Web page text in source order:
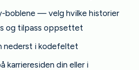
boblene — velg hvilke historier
og tilpass oppsettet
nederst i kodefeltet
karrieresiden din eller i